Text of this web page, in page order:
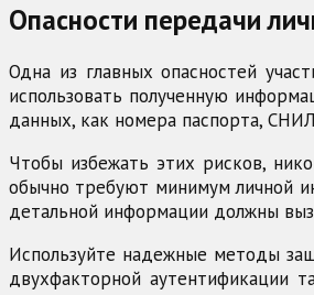
Опасности передачи
Одна из главных опасностей
использовать полученную
данных, как номера паспорта,
Чтобы избежать этих рисков,
обычно требуют минимум личной
детальной информации должны
Используйте надежные методы
двухфакторной аутентификации